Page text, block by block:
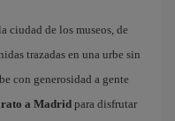
ciudad de los museos, de
trazadas en una urbe sin
con generosidad a gente
a Madrid para disfrutar